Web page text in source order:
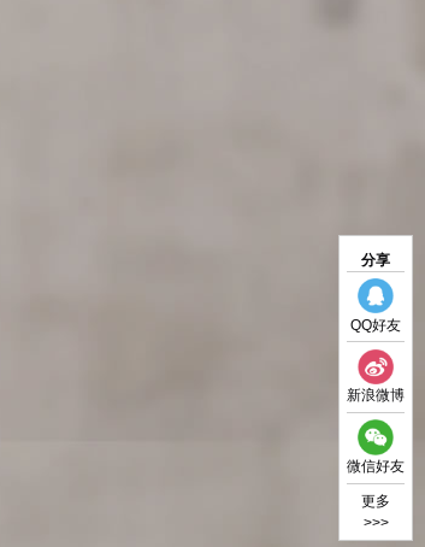
分享
QQ好友
新浪微博
微信好友
更多
>>>